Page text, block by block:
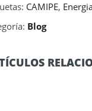
CAMIPE,
Blog